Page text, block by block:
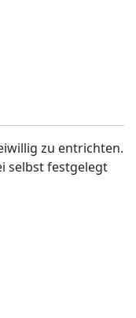
zu entrichten.
selbst festgelegt